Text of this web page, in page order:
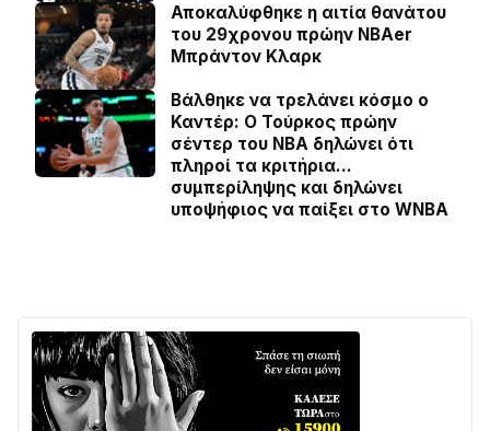
Αποκαλύφθηκε η αιτία θανάτου
του 29χρονου πρώην NBAer
Μπράντον Κλαρκ
Βάλθηκε να τρελάνει κόσμο ο
Καντέρ: Ο Τούρκος πρώην
σέντερ του NBA δηλώνει ότι
πληροί τα κριτήρια…
συμπερίληψης και δηλώνει
υποψήφιος να παίξει στο WNBA